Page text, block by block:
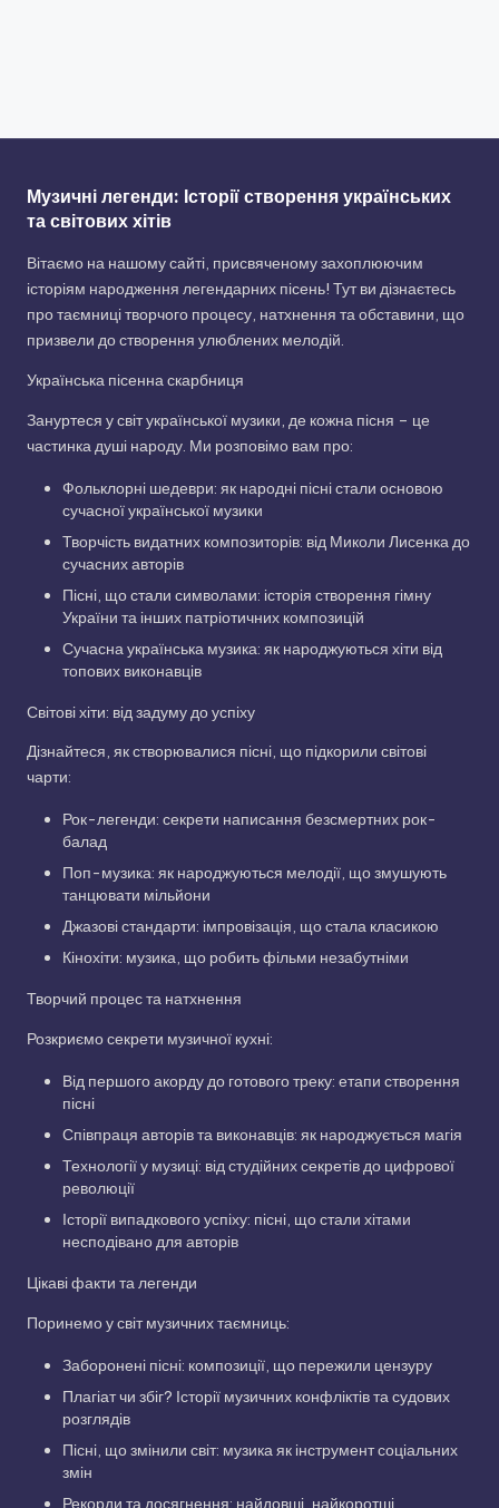
Музичні легенди: Історії створення українських
та світових хітів
Вітаємо на нашому сайті, присвяченому захоплюючим
історіям народження легендарних пісень! Тут ви дізнаєтесь
про таємниці творчого процесу, натхнення та обставини, що
призвели до створення улюблених мелодій.
Українська пісенна скарбниця
Зануртеся у світ української музики, де кожна пісня – це
частинка душі народу. Ми розповімо вам про:
Фольклорні шедеври: як народні пісні стали основою
сучасної української музики
Творчість видатних композиторів: від Миколи Лисенка до
сучасних авторів
Пісні, що стали символами: історія створення гімну
України та інших патріотичних композицій
Сучасна українська музика: як народжуються хіти від
топових виконавців
Світові хіти: від задуму до успіху
Дізнайтеся, як створювалися пісні, що підкорили світові
чарти:
Рок-легенди: секрети написання безсмертних рок-
балад
Поп-музика: як народжуються мелодії, що змушують
танцювати мільйони
Джазові стандарти: імпровізація, що стала класикою
Кінохіти: музика, що робить фільми незабутніми
Творчий процес та натхнення
Розкриємо секрети музичної кухні:
Від першого акорду до готового треку: етапи створення
пісні
Співпраця авторів та виконавців: як народжується магія
Технології у музиці: від студійних секретів до цифрової
революції
Історії випадкового успіху: пісні, що стали хітами
несподівано для авторів
Цікаві факти та легенди
Поринемо у світ музичних таємниць:
Заборонені пісні: композиції, що пережили цензуру
Плагіат чи збіг? Історії музичних конфліктів та судових
розглядів
Пісні, що змінили світ: музика як інструмент соціальних
змін
Рекорди та досягнення: найдовші, найкоротші,